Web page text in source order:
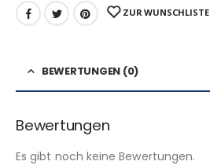
ZUR
BEWERTUNGEN (0)
Bewertungen
Es gibt noch keine Bewertungen.